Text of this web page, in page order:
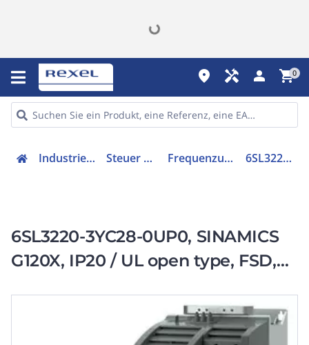
place handyman person shopping_cart0
Industriekomponenten Steuer & Regelgeräte Frequenzumrichter =< 1 kV 6SL32203YC280UP0
6SL3220-3YC28-0UP0, SINAMICS
G120X, IP20 / UL open type, FSD,